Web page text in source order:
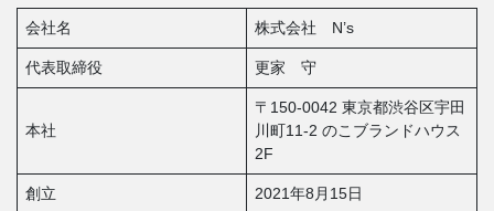
会社名 株式会社 N’s
代表取締役 更家 守
本社
〒150-0042 東京都渋谷区宇田
川町11-2 のこブランドハウス
2F
創立 2021年8月15日